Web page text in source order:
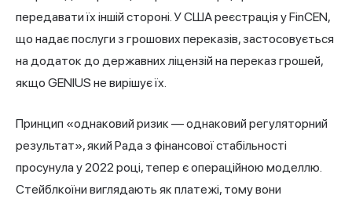
передавати їх іншій стороні. У США реєстрація у FinCEN,
що надає послуги з грошових переказів, застосовується
на додаток до державних ліцензій на переказ грошей,
якщо GENIUS не вирішує їх.
Принцип «однаковий ризик — однаковий регуляторний
результат», який Рада з фінансової стабільності
просунула у 2022 році, тепер є операційною моделлю.
Стейблкоїни виглядають як платежі, тому вони